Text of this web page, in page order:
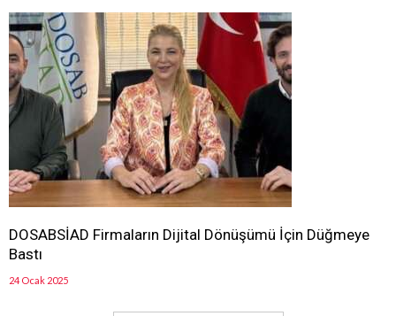
DOSABSİAD Firmaların Dijital Dönüşümü İçin Düğmeye
Bastı
24 Ocak 2025